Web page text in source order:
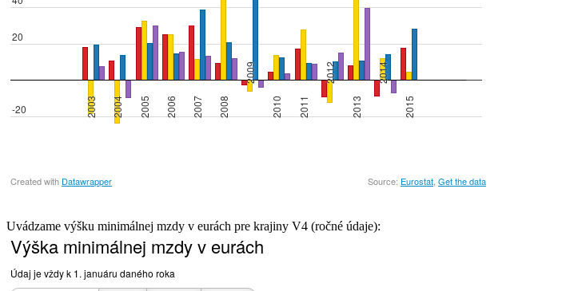
Uvádzame výšku minimálnej mzdy v eurách pre krajiny V4 (ročné údaje):